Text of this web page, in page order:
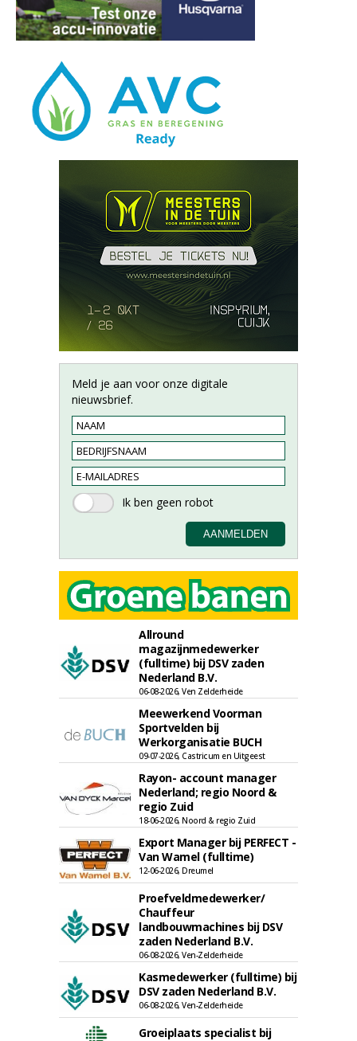
Meld je aan voor onze digitale
nieuwsbrief.
Allround
magazijnmedewerker
(fulltime) bij DSV zaden
Nederland B.V.
06-08-2026, Ven Zelderheide
Meewerkend Voorman
Sportvelden bij
Werkorganisatie BUCH
09-07-2026, Castricum en Uitgeest
Rayon- account manager
Nederland; regio Noord &
regio Zuid
18-06-2026, Noord & regio Zuid
Export Manager bij PERFECT -
Van Wamel (fulltime)
12-06-2026, Dreumel
Proefveldmedewerker/
Chauffeur
landbouwmachines bij DSV
zaden Nederland B.V.
06-08-2026, Ven-Zelderheide
Kasmedewerker (fulltime) bij
DSV zaden Nederland B.V.
06-08-2026, Ven-Zelderheide
Groeiplaats specialist bij